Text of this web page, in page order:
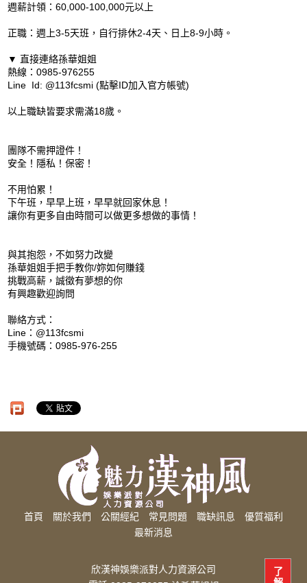
週薪計領：60,000-100,000元以上
正職：週上3-5天班，自行排休2-4天、日上8-9小時。
▼ 直接連絡孫華姐姐
熱線：0985-976255
Line Id: @113fcsmi (點擊ID加入官方帳號)
以上職缺皆要求需滿18歲。
團隊不需押證件！
安全！隱私！保密！
不用怕累！
下午班，早早上班，早早就回家休息！
讓你有更多自由時間可以做更多想做的事情！
與其抱怨，不如努力改變
孫華姐姐手把手教你/妳如何賺錢
挑戰高薪，誠徵有夢想的你
有興趣歡迎詢問
聯絡方式：
Line：@113fcsmi
手機號碼：0985-976-255
了
首頁 關於我們 公關經紀 常見問題 職缺訊息
優質福利
最新消息
欣漢神娛樂派對人力資源公司